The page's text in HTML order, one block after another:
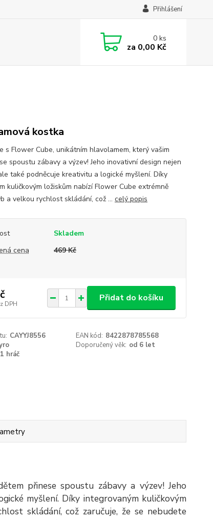
Přihlášení
0ks
za 0,00 Kč
kostka
s Flower Cube, unikátním hlavolamem, který vašim
spoustu zábavy a výzev! Jeho inovativní design nejen
také podněcuje kreativitu a logické myšlení. Díky
kuličkovým ložiskům nabízí Flower Cube extrémně
a velkou rychlost skládání, což ... celý popis
Skladem
cena
469 Kč
DPH
Přidat do košíku
CAYYJ8556 EAN kód: 8422878785568
Doporučený věk: od 6 let
1 hráč
přinese spoustu zábavy a výzev! Jeho
myšlení. Díky integrovaným kuličkovým
skládání, což zaručuje, že se nebudete